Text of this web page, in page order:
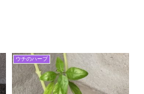
ウチのハーブ